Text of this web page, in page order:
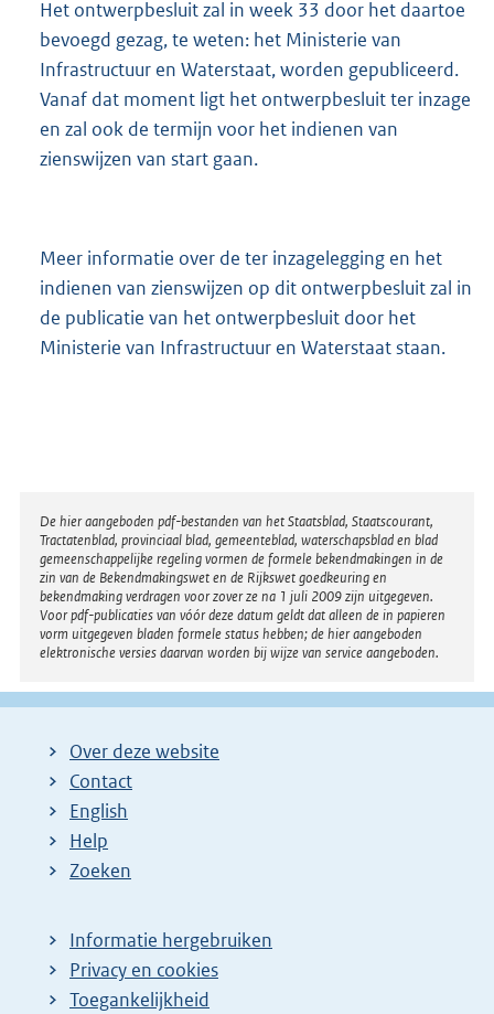
Het ontwerpbesluit zal in week 33 door het daartoe
bevoegd gezag, te weten: het Ministerie van
Infrastructuur en Waterstaat, worden gepubliceerd.
Vanaf dat moment ligt het ontwerpbesluit ter inzage
en zal ook de termijn voor het indienen van
zienswijzen van start gaan.
Meer informatie over de ter inzagelegging en het
indienen van zienswijzen op dit ontwerpbesluit zal in
de publicatie van het ontwerpbesluit door het
Ministerie van Infrastructuur en Waterstaat staan.
Disclaimer
De hier aangeboden pdf-bestanden van het Staatsblad, Staatscourant,
Tractatenblad, provinciaal blad, gemeenteblad, waterschapsblad en blad
gemeenschappelijke regeling vormen de formele bekendmakingen in de
zin van de Bekendmakingswet en de Rijkswet goedkeuring en
bekendmaking verdragen voor zover ze na 1 juli 2009 zijn uitgegeven.
Voor pdf-publicaties van vóór deze datum geldt dat alleen de in papieren
vorm uitgegeven bladen formele status hebben; de hier aangeboden
elektronische versies daarvan worden bij wijze van service aangeboden.
Over deze website
Contact
English
Help
Zoeken
Informatie hergebruiken
Privacy en cookies
Toegankelijkheid